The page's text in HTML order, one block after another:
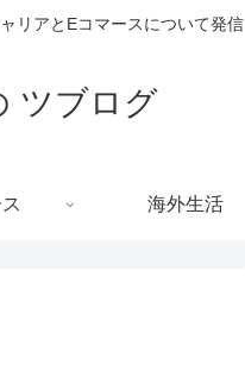
リアとEコマースについて発信
ツブログ
海外生活